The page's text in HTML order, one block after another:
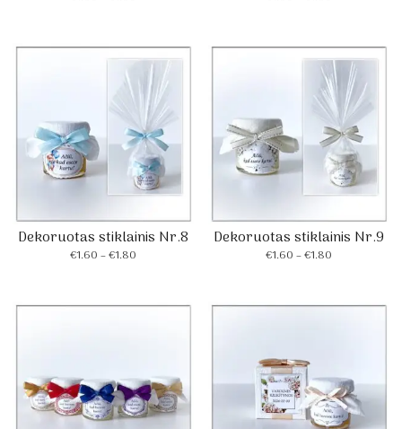
through
€1.80
through
€1.80
Dekoruotas stiklainis Nr.8
€1.60 –€1.80Price
through
Dekoruotas stiklainis Nr.9
€1.60 –€1.80
through